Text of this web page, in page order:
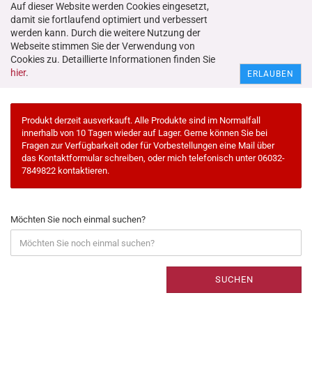
Auf dieser Website werden Cookies eingesetzt,
damit sie fortlaufend optimiert und verbessert
werden kann. Durch die weitere Nutzung der
Webseite stimmen Sie der Verwendung von
Cookies zu. Detaillierte Informationen finden Sie
hier. ERLAUBEN
Erweiterte Suche
Produkt derzeit ausverkauft. Alle Produkte sind im Normalfall
innerhalb von 10 Tagen wieder auf Lager. Gerne können Sie bei
Fragen zur Verfügbarkeit oder für Vorbestellungen eine Mail über
das Kontaktformular schreiben, oder mich telefonisch unter 06032-
7849822 kontaktieren.
Möchten Sie noch einmal suchen?
SUCHEN